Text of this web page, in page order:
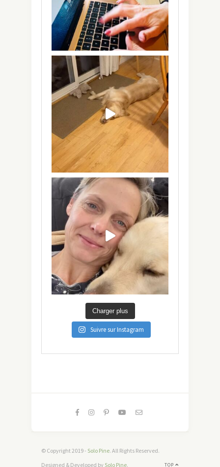
Charger plus
Suivre sur Instagram
© Copyright 2019 - Solo Pine. All Rights Reserved.
TOP
Designed & Developed by Solo Pine.